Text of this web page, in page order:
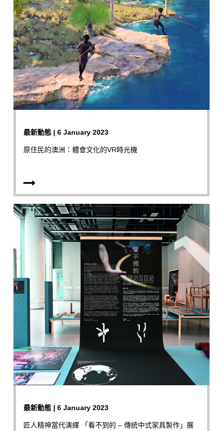
最新動態 | 6 January 2023
原住民的澳洲：體會文化的VR時光機
最新動態 | 6 January 2023
匠人精神當代演繹 「看不到的 – 傳統中式家具製作」展